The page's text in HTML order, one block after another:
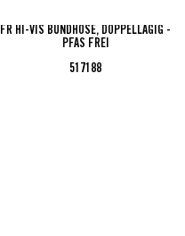
FR HI-VIS BUNDHOSE, DOPPELLAGIG -
PFAS FREI
517188